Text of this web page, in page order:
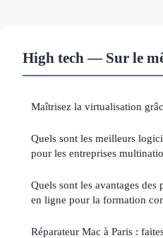
High tech — Sur le
Maîtrisez la virtualisation
Quels sont les meilleurs
pour les entreprises
Quels sont les avantages des
en ligne pour la formation
Réparateur Mac à Paris :